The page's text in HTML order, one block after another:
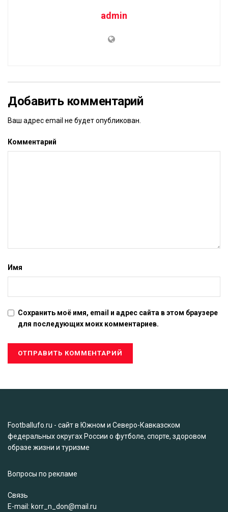
admin
Добавить комментарий
Ваш адрес email не будет опубликован.
Комментарий
Имя
Сохранить моё имя, email и адрес сайта в этом браузере
для последующих моих комментариев.
Footballufo.ru - сайт в Южном и Северо-Кавказском
федеральных округах России о футболе, спорте, здоровом
образе жизни и туризме
Вопросы по рекламе
Связь
Е-mail: korr_n_don@mail.ru